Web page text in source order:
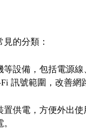
的分類：
設備，包括電源
訊號範圍，改善網
供電，方便外出